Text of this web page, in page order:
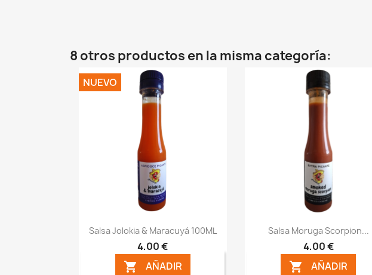
8 otros productos en la misma categoría:
Vista rápida
Salsa Jolokia & Maracuyá 100ML
4,00 €
 AÑADIR
NUEVO
Vista rápida
Salsa Moruga Scorpion...
4,00 €
 AÑADIR